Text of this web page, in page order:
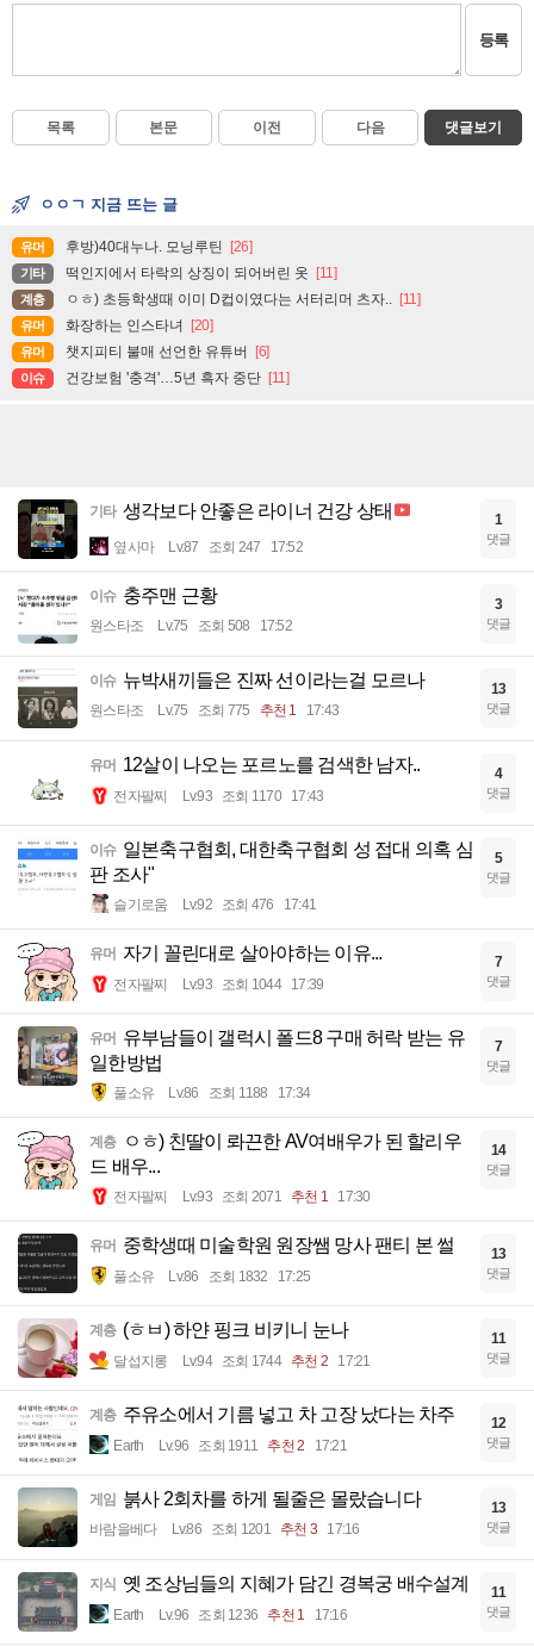
등록
목록 본문 이전 다음 댓글보기
ㅇㅇㄱ 지금 뜨는 글
유머 후방)40대누나. 모닝루틴 [26]
기타 떡인지에서 타락의 상징이 되어버린 옷 [11]
계층 ㅇㅎ) 초등학생때 이미 D컵이였다는 서터리머 츠자.. [11]
유머 화장하는 인스타녀 [20]
유머 챗지피티 불매 선언한 유튜버 [6]
이슈 건강보험 '충격'…5년 흑자 중단 [11]
기타 생각보다 안좋은 라이너 건강 상태
옆사마 Lv.87 조회 247 17:52
1
댓글
이슈 충주맨 근황
원스타조 Lv.75 조회 508 17:52
3
댓글
이슈 뉴박새끼들은 진짜 선이라는걸 모르나
원스타조 Lv.75 조회 775 추천 1 17:43
13
댓글
유머 12살이 나오는 포르노를 검색한 남자..
전자팔찌 Lv.93 조회 1170 17:43
4
댓글
이슈 일본축구협회, 대한축구협회 성 접대 의혹 심
판 조사"
슬기로움 Lv.92 조회 476 17:41
5
댓글
유머 자기 꼴린대로 살아야하는 이유...
전자팔찌 Lv.93 조회 1044 17:39
7
댓글
유머 유부남들이 갤럭시 폴드8 구매 허락 받는 유
일한방법
풀소유 Lv.86 조회 1188 17:34
7
댓글
계층
ㅇㅎ) 친딸이 롸끈한 AV여배우가 된 할리우
드 배우...
전자팔찌 Lv.93 조회 2071 추천 1 17:30
14
댓글
유머 중학생때 미술학원 원장쌤 망사 팬티 본 썰
풀소유 Lv.86 조회 1832 17:25
13
댓글
계층 (ㅎㅂ) 하얀 핑크 비키니 눈나
달섭지롱 Lv.94 조회 1744 추천 2 17:21
11
댓글
계층 주유소에서 기름 넣고 차 고장 났다는 차주
Earth Lv.96 조회 1911 추천 2 17:21
12
댓글
게임 붉사 2회차를 하게 될줄은 몰랐습니다
바람을베다 Lv.86 조회 1201 추천 3 17:16
13
댓글
지식 옛 조상님들의 지혜가 담긴 경복궁 배수설계
Earth Lv.96 조회 1236 추천 1 17:16
11
댓글